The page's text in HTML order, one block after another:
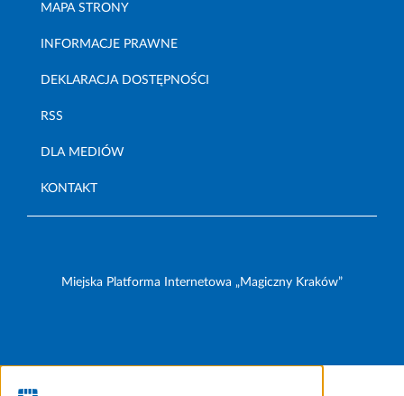
MAPA STRONY
INFORMACJE PRAWNE
DEKLARACJA DOSTĘPNOŚCI
RSS
DLA MEDIÓW
KONTAKT
Miejska Platforma Internetowa „Magiczny Kraków”